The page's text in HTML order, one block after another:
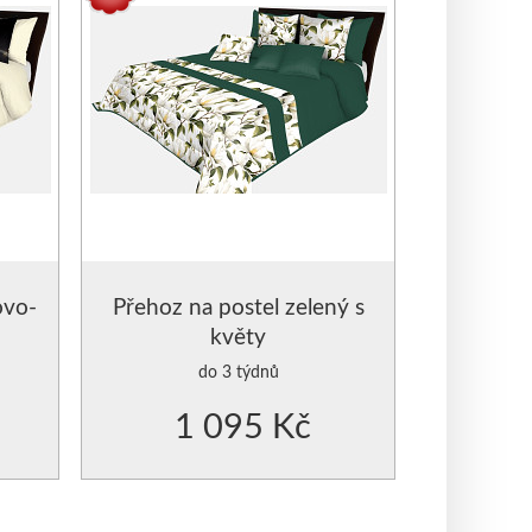
Přehoz na postel zelený s
květy
do 3 týdnů
1 095 Kč